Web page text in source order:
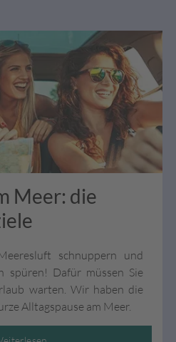
Meer: die
schnuppern und
spüren! Dafür müssen Sie
warten. Wir haben die
Alltagspause am Meer.